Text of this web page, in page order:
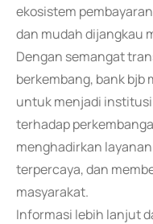
ekosistem
dan mudah dijangkau
Dengan semangat
berkembang, bank bjb
untuk menjadi
terhadap
menghadirkan
terpercaya, dan
masyarakat.
Informasi lebih lanjut